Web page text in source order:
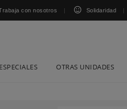
con nosotros Solidaridad
OTRAS UNIDADES